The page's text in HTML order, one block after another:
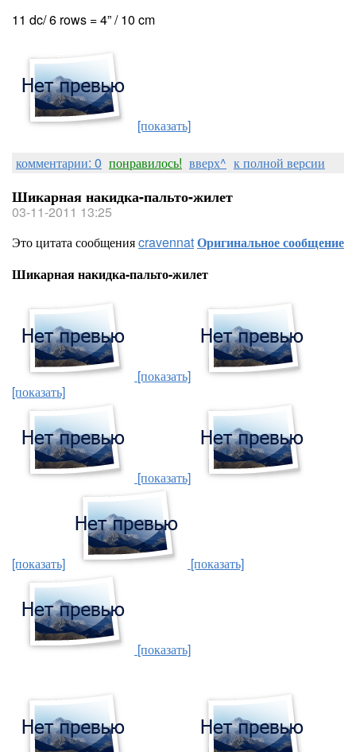
11 dc/ 6 rows = 4” / 10 cm
[показать]
комментарии: 0 понравилось! вверх^ к полной версии
Шикарная накидка-пальто-жилет
03-11-2011 13:25
Это цитата сообщенияcravennatОригинальное сообщение
Шикарная накидка-пальто-жилет
[показать]
[показать]
[показать]
[показать] [показать]
[показать]